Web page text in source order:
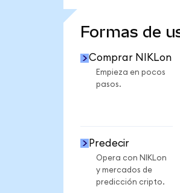
Formas de
Comprar NIKLon
Empieza en pocos
pasos.
Predecir
Opera con NIKLon
y mercados de
predicción cripto.